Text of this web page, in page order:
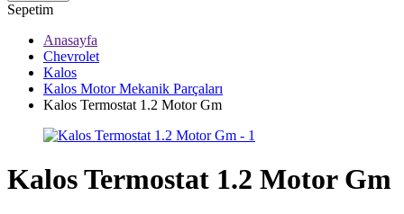
Sepetim
Anasayfa
Chevrolet
Kalos
Kalos Motor Mekanik Parçaları
Kalos Termostat 1.2 Motor Gm
Kalos Termostat 1.2 Motor Gm